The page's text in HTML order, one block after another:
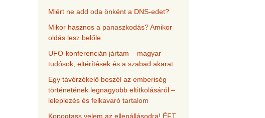
Miért ne add oda önként a DNS-edet?
Mikor hasznos a panaszkodás? Amikor
oldás lesz belőle
UFO-konferencián jártam – magyar
tudósok, eltérítések és a szabad akarat
Egy távérzékelő beszél az emberiség
történetének legnagyobb eltitkolásáról –
leleplezés és felkavaró tartalom
Kopogtass velem az ellenállásodra! ÉFT